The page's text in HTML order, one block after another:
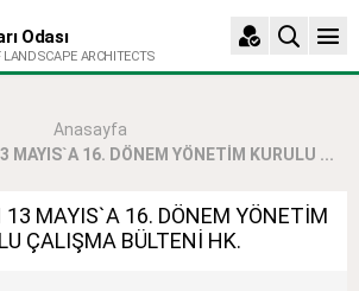
Odası
LANDSCAPE ARCHITECTS
Anasayfa
MAYIS`A 16. DÖNEM YÖNETİM KURULU ...
MAYIS`A 16. DÖNEM YÖNETİM
ÇALIŞMA BÜLTENİ HK.